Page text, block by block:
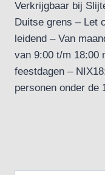
Verkrijgbaar bij
Duitse grens – Let
leidend – Van
van 9:00 t/m 18:00
feestdagen –
personen onder de